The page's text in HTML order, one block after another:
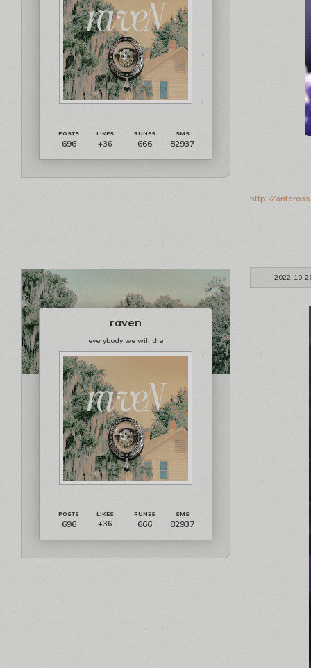
696 +36 666 82937
http://
2022-10-
raven
everybody we will die
696 +36 666 82937